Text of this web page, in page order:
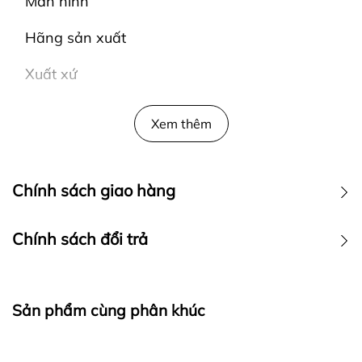
Hãng sản xuất
Xuất xứ
Tính năng máy chèo thuyền HSR007 Impulse
Xem thêm
Chính sách giao hàng
Chính sách đổi trả
Sản phẩm cùng phân khúc